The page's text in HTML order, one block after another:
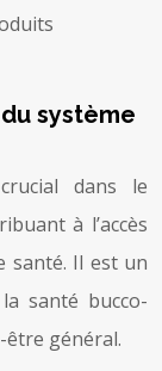
système
dans le
à l’accès
santé. Il est un
santé bucco-
général.